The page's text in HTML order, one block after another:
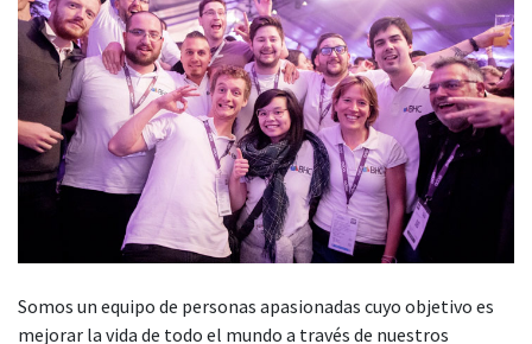
Somos un equipo de personas apasionadas cuyo objetivo es
mejorar la vida de todo el mundo a través de nuestros